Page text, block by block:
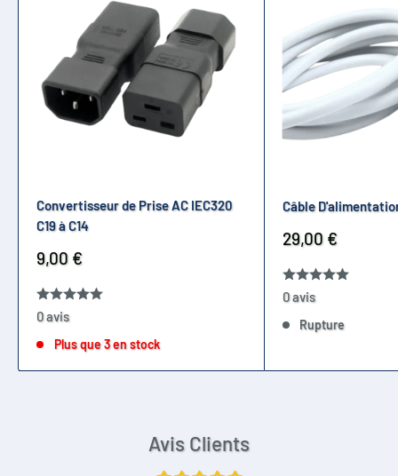
Convertisseur de Prise AC IEC320
C19 à C14
Prix
réduit
9,00 €
0 avis
Plus que 3 en stock
Câble
Prix
réduit
29,00 €
0 avis
Rupture
Avis Clients